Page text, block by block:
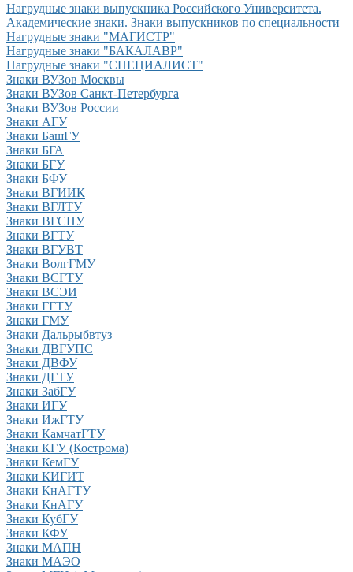
Нагрудные знаки выпускника Российского Университета.
Академические знаки. Знаки выпускников по специальности
Нагрудные знаки "МАГИСТР"
Нагрудные знаки "БАКАЛАВР"
Нагрудные знаки "СПЕЦИАЛИСТ"
Знаки ВУЗов Москвы
Знаки ВУЗов Санкт-Петербурга
Знаки ВУЗов России
Знаки АГУ
Знаки БашГУ
Знаки БГА
Знаки БГУ
Знаки БФУ
Знаки ВГИИК
Знаки ВГЛТУ
Знаки ВГСПУ
Знаки ВГТУ
Знаки ВГУВТ
Знаки ВолгГМУ
Знаки ВСГТУ
Знаки ВСЭИ
Знаки ГГТУ
Знаки ГМУ
Знаки Дальрыбвтуз
Знаки ДВГУПС
Знаки ДВФУ
Знаки ДГТУ
Знаки ЗабГУ
Знаки ИГУ
Знаки ИжГТУ
Знаки КамчатГТУ
Знаки КГУ (Кострома)
Знаки КемГУ
Знаки КИГИТ
Знаки КнАГТУ
Знаки КнАГУ
Знаки КубГУ
Знаки КФУ
Знаки МАПН
Знаки МАЭО